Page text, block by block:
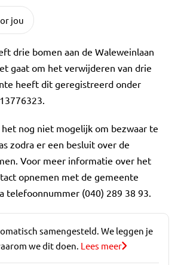
jou
drie bomen aan de Waleweinlaan
gaat om het verwijderen van drie
heeft dit geregistreerd onder
nog niet mogelijk om bezwaar te
zodra er een besluit over de
Voor meer informatie over het
opnemen met de gemeente
telefoonnummer (040) 289 38 93.
samengesteld. We leggen je
we dit doen. Lees meer